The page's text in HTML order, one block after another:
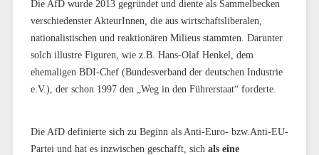
Die AfD wurde 2013 gegründet und diente als Sammelbecken
verschiedenster AkteurInnen, die aus wirtschaftsliberalen,
nationalistischen und reaktionären Milieus stammten. Darunter
solch illustre Figuren, wie z.B. Hans-Olaf Henkel, dem
ehemaligen BDI-Chef (Bundesverband der deutschen Industrie
e.V.), der schon 1997 den „Weg in den Führerstaat“ forderte.
Die AfD definierte sich zu Beginn als Anti-Euro- bzw.Anti-EU-
Partei und hat es inzwischen geschafft, sich als eine